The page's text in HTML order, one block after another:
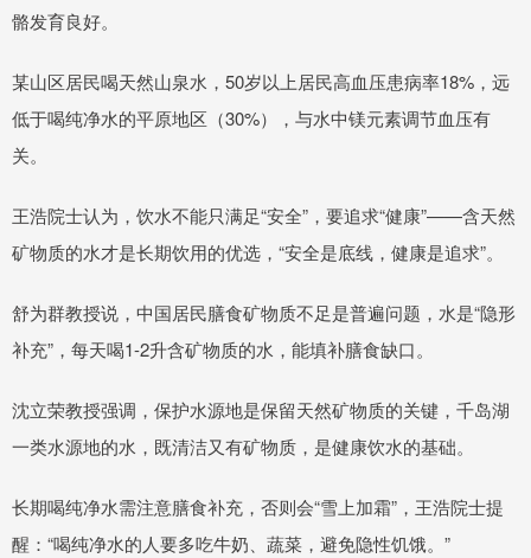
骼发育良好。
某山区居民喝天然山泉水，50岁以上居民高血压患病率18%，远
低于喝纯净水的平原地区（30%），与水中镁元素调节血压有
关。
王浩院士认为，饮水不能只满足“安全”，要追求“健康”——含天然
矿物质的水才是长期饮用的优选，“安全是底线，健康是追求”。
舒为群教授说，中国居民膳食矿物质不足是普遍问题，水是“隐形
补充”，每天喝1-2升含矿物质的水，能填补膳食缺口。
沈立荣教授强调，保护水源地是保留天然矿物质的关键，千岛湖
一类水源地的水，既清洁又有矿物质，是健康饮水的基础。
长期喝纯净水需注意膳食补充，否则会“雪上加霜”，王浩院士提
醒：“喝纯净水的人要多吃牛奶、蔬菜，避免隐性饥饿。”